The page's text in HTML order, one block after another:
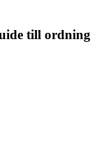
till ordning